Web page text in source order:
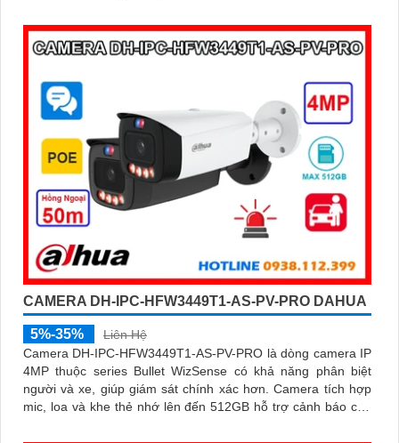
CAMERA DH-IPC-HFW3449T1-AS-PV-PRO DAHUA
5%-35%
Liên Hệ
Camera DH-IPC-HFW3449T1-AS-PV-PRO là dòng camera IP
4MP thuộc series Bullet WizSense có khả năng phân biệt
người và xe, giúp giám sát chính xác hơn. Camera tích hợp
mic, loa và khe thẻ nhớ lên đến 512GB hỗ trợ cảnh báo chủ